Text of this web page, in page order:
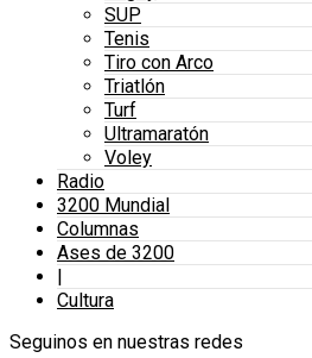
SUP
Tenis
Tiro con Arco
Triatlón
Turf
Ultramaratón
Voley
Radio
3200 Mundial
Columnas
Ases de 3200
|
Cultura
Seguinos en nuestras redes